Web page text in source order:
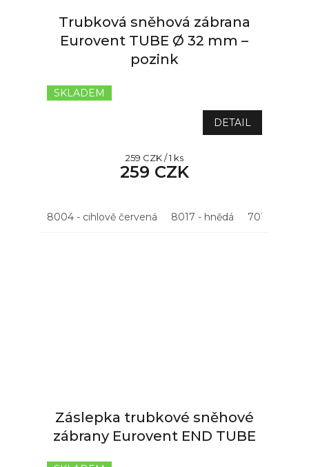
Trubková sněhová zábrana
Eurovent TUBE Ø 32 mm –
pozink
hodnocení
z
5
SKLADEM
259 CZK
Měrná
cena:
259 CZK / 1 ks
DETAIL
8004 - cihlově červená 8017 - hnědá 7016 -
Záslepka trubkové sněhové
zábrany Eurovent END TUBE